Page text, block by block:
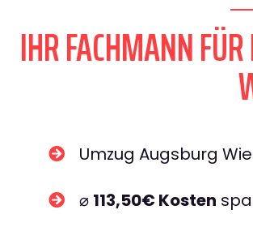
IHR FACHMANN
Umzug Augsburg
⌀ 113,50€ Kosten